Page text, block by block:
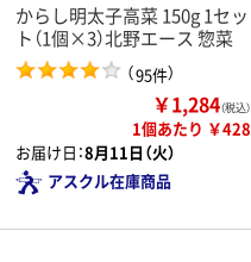
からし明太子高菜 150g 1セッ
ト（1個×3）北野エース 惣菜
（95件）
￥1,284（税込）
1個あたり ￥428
お届け日：8月11日（火）
アスクル在庫商品